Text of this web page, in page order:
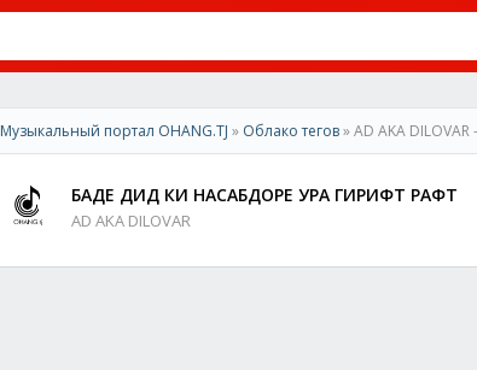
Музыкальный портал OHANG.TJ » Облако тегов» AD AKA
БАДЕ ДИД КИ НАСАБДОРЕ УРА ГИРИФТ РАФТ
AD AKA DILOVAR